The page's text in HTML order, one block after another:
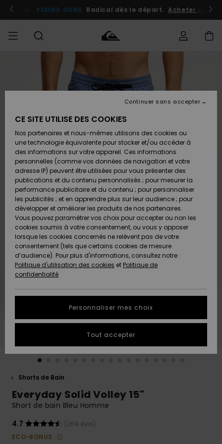
l'information
le
Se connecter / s'inscrire
YOUNG GUNS Radical dès le départ. Acheter
Vêtements
Chaussures
& Tongs
Surf
Snow
Nouveautés
A
Découvrir
Vêtements
Chaussures
& Tongs
Surf
Snow
Nouveautés
A
Découvrir
FEMME
Shop
A
Découvrir
Snow
SURF
Surf
Shop
Homme
Surf
Shop
Enfant
Highlights
Communauté
SNOW
Snow
Shop
Homme
Snow
Shop
Enfant
Snow
Shop
Femme
A
Découvrir
Communauté
OUTLET
Outlet
Homme
Enfant
Outlet
Femme
AIDE &
CONTACT
Accéder à
ma
commande
Retours
Paiement
Carte
Cadeau
Quiksilver
Freedom
Protection
des
tailles
plus rapide
à votre
Démarrer
MAGASINS
QUIKSILVER
Shorts de Bain
Everyday Solid Volley 15"
Short de bain Bleu Homme
4.7
(269 Avis)
ECO-BONUS
CE SITE UTILISE DES COOKIES
Nos partenaires et nous-mêmes utilisons des cookies ou
une technologie équivalente pour stocker et/ou accéder à
des informations sur votre appareil. Ces informations
personnelles (comme vos données de navigation et votre
adresse IP) peuvent être utilisées pour vous présenter des
publications et du contenu personnalisés ; pour mesurer la
performance publicitaire et du contenu ; pour personnaliser
les publicités ; et en apprendre plus sur leur audience ; pour
développer et améliorer les produits de nos partenaires.
Vous pouvez paramétrer vos choix pour accepter ou non les
cookies soumis à votre consentement, ou vous y opposer
lorsque les cookies concernés ne relèvent pas de votre
consentement (tels que certains cookies de mesure
d’audience). Pour plus d'informations, consultez notre :
Politique d'utilisation des cookies et Politique de
confidentialité
Personnaliser mes choix
Continuer sans accepter
Tout accepter